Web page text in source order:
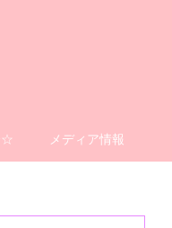
☆ メディア情報